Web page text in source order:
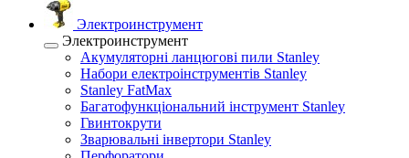
Электроинструмент
Электроинструмент
Акумуляторні ланцюгові пили Stanley
Набори електроінструментів Stanley
Stanley FatMax
Багатофункціональний інструмент Stanley
Гвинтокрути
Зварювальні інвертори Stanley